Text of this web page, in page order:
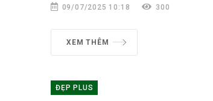
09/07/2025 10:18 300
XEM THÊM
ĐẸP PLUS